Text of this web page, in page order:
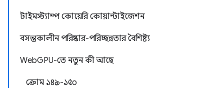
টাইমস্ট্যাম্প কোয়েরি কোয়ান্টাইজেশন
বসন্তকালীন পরিষ্কার-পরিচ্ছন্নতার বৈশিষ্ট্য
WebGPU-তে নতুন কী আছে
ক্রোম ১৪৯-১৫০